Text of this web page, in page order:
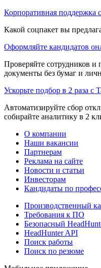
Корпоративная поддержка
Какой соцпакет вы
Оформляйте кандидатов
Проверяйте сотрудников и
документы без бумаг и
Ускорьте подбор в 2 раза с
Автоматизируйте сбор
собирайте аналитику в 2
О компании
Наши вакансии
Партнерам
Реклама на сайте
Новости и статьи
Инвесторам
Кандидаты по
Производственный
Требования к ПО
Безопасный
HeadHunter API
Поиск работы
Поиск по резюме